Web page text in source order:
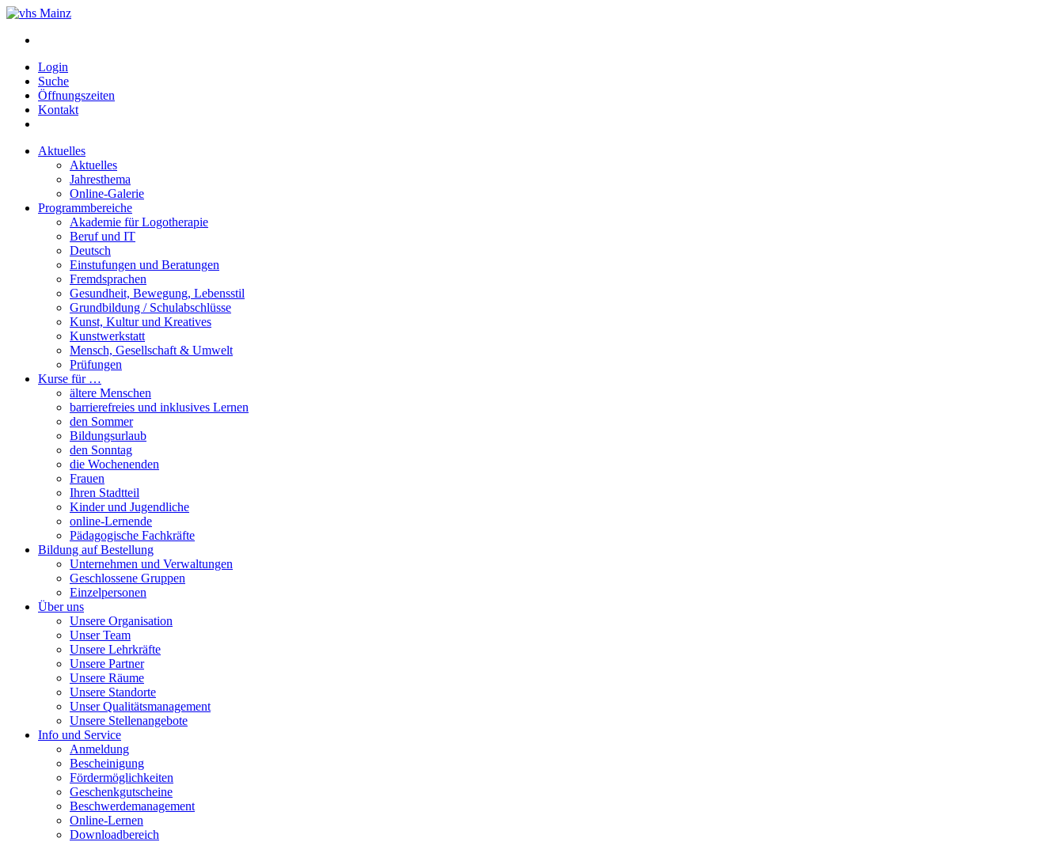
Login
Suche
Öffnungszeiten
Kontakt
Aktuelles
Aktuelles
Jahresthema
Online-Galerie
Programmbereiche
Akademie für Logotherapie
Beruf und IT
Deutsch
Einstufungen und Beratungen
Fremdsprachen
Gesundheit, Bewegung, Lebensstil
Grundbildung / Schulabschlüsse
Kunst, Kultur und Kreatives
Kunstwerkstatt
Mensch, Gesellschaft & Umwelt
Prüfungen
Kurse für …
ältere Menschen
barrierefreies und inklusives Lernen
den Sommer
Bildungsurlaub
den Sonntag
die Wochenenden
Frauen
Ihren Stadtteil
Kinder und Jugendliche
online-Lernende
Pädagogische Fachkräfte
Bildung auf Bestellung
Unternehmen und Verwaltungen
Geschlossene Gruppen
Einzelpersonen
Über uns
Unsere Organisation
Unser Team
Unsere Lehrkräfte
Unsere Partner
Unsere Räume
Unsere Standorte
Unser Qualitätsmanagement
Unsere Stellenangebote
Info und Service
Anmeldung
Bescheinigung
Fördermöglichkeiten
Geschenkgutscheine
Beschwerdemanagement
Online-Lernen
Downloadbereich